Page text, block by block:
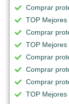
Comprar
TOP
Comprar
TOP
Comprar
Comprar
Comprar
TOP